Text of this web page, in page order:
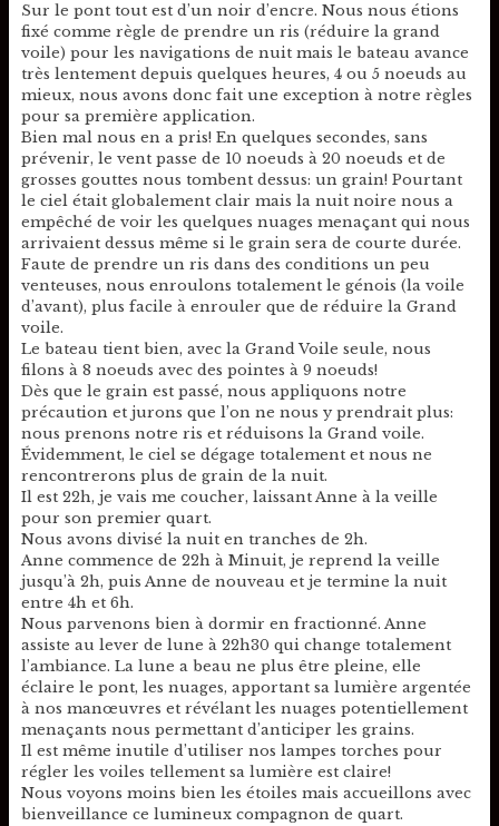
Sur le pont tout est d’un noir d’encre. Nous nous étions
fixé comme règle de prendre un ris (réduire la grand
voile) pour les navigations de nuit mais le bateau avance
très lentement depuis quelques heures, 4 ou 5 noeuds au
mieux, nous avons donc fait une exception à notre règles
pour sa première application.
Bien mal nous en a pris! En quelques secondes, sans
prévenir, le vent passe de 10 noeuds à 20 noeuds et de
grosses gouttes nous tombent dessus: un grain! Pourtant
le ciel était globalement clair mais la nuit noire nous a
empêché de voir les quelques nuages menaçant qui nous
arrivaient dessus même si le grain sera de courte durée.
Faute de prendre un ris dans des conditions un peu
venteuses, nous enroulons totalement le génois (la voile
d’avant), plus facile à enrouler que de réduire la Grand
voile.
Le bateau tient bien, avec la Grand Voile seule, nous
filons à 8 noeuds avec des pointes à 9 noeuds!
Dès que le grain est passé, nous appliquons notre
précaution et jurons que l’on ne nous y prendrait plus:
nous prenons notre ris et réduisons la Grand voile.
Évidemment, le ciel se dégage totalement et nous ne
rencontrerons plus de grain de la nuit.
Il est 22h, je vais me coucher, laissant Anne à la veille
pour son premier quart.
Nous avons divisé la nuit en tranches de 2h.
Anne commence de 22h à Minuit, je reprend la veille
jusqu’à 2h, puis Anne de nouveau et je termine la nuit
entre 4h et 6h.
Nous parvenons bien à dormir en fractionné. Anne
assiste au lever de lune à 22h30 qui change totalement
l’ambiance. La lune a beau ne plus être pleine, elle
éclaire le pont, les nuages, apportant sa lumière argentée
à nos manœuvres et révélant les nuages potentiellement
menaçants nous permettant d’anticiper les grains.
Il est même inutile d’utiliser nos lampes torches pour
régler les voiles tellement sa lumière est claire!
Nous voyons moins bien les étoiles mais accueillons avec
bienveillance ce lumineux compagnon de quart.